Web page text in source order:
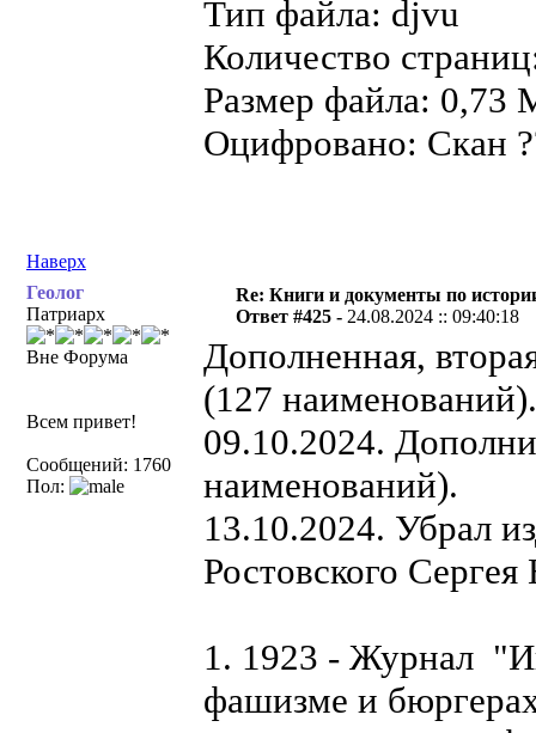
Тип файла: djvu
Количество
Размер файла: 0,73
Оцифровано: Скан
Наверх
Геолог
Патриарх
Вне Форума
Всем привет!
Сообщений: 1760
Пол:
Re: Книги и документы по
Ответ #425 - 24.08.2024 :: 09:40:18
Дополненная,
(127 наименований).
09.10.2024.
наименований).
13.10.2024. Убрал
Ростовского
1. 1923 - Журнал
фашизме и